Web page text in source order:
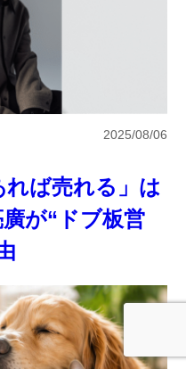
れば売れる」は
が“ドブ板営
2025/08/06